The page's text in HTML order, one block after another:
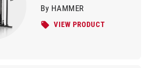
By HAMMER
VIEW PRODUCT